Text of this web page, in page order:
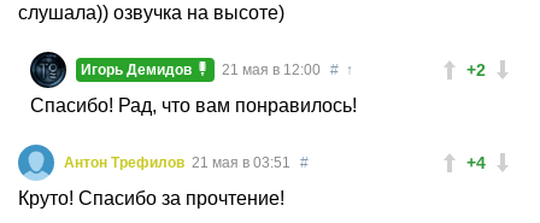
слушала)) озвучка на высоте)
+2
Игорь Демидов 21 мая в 12:00 # ↑
Спасибо! Рад, что вам понравилось!
+4
Антон Трефилов 21 мая в 03:51 #
Круто! Спасибо за прочтение!